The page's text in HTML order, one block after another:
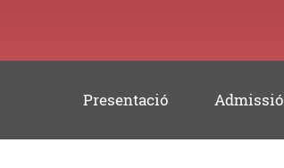
Presentació Admissió